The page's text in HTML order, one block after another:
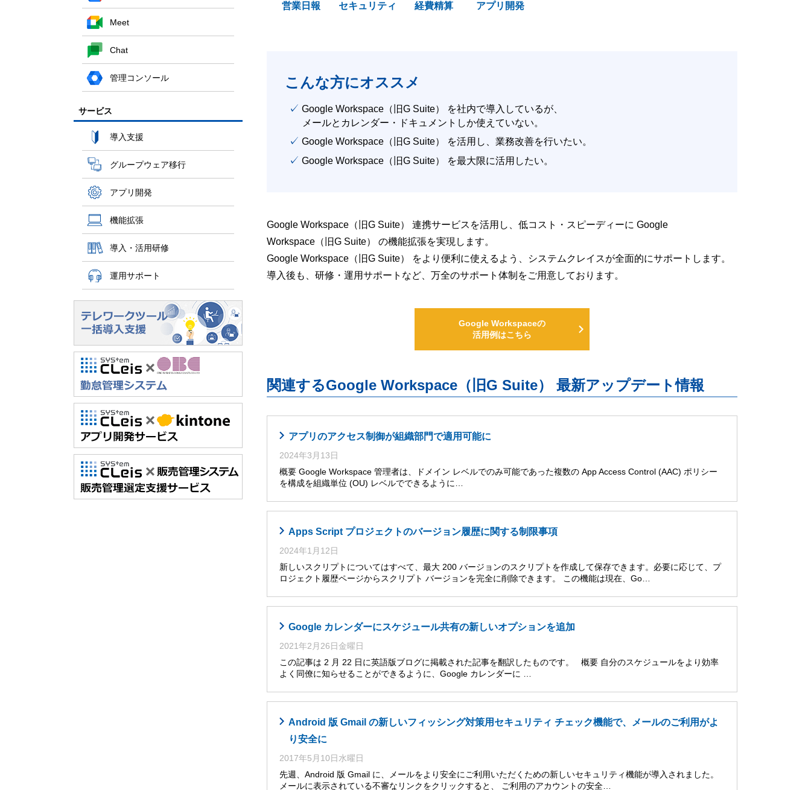
Meet
Chat
管理コンソール
サービス
導入支援
グループウェア移行
アプリ開発
機能拡張
導入・活用研修
運用サポート
営業日報 セキュリティ 経費精算 アプリ開発
こんな方にオススメ
✓ Google Workspace（旧G Suite） を社内で導入しているが、
メールとカレンダー・ドキュメントしか使えていない。
✓ Google Workspace（旧G Suite） を活用し、業務改善を行いたい。
✓ Google Workspace（旧G Suite） を最大限に活用したい。
Google Workspace（旧G Suite） 連携サービスを活用し、低コスト・スピーディーに Google
Workspace（旧G Suite） の機能拡張を実現します。
Google Workspace（旧G Suite） をより便利に使えるよう、システムクレイスが全面的にサポートします。
導入後も、研修・運用サポートなど、万全のサポート体制をご用意しております。
Google Workspaceの
活用例はこちら
関連するGoogle Workspace（旧G Suite） 最新アップデート情報
アプリのアクセス制御が組織部門で適用可能に
2024年3月13日
概要 Google Workspace 管理者は、ドメイン レベルでのみ可能であった複数の App Access Control (AAC) ポリシー
を構成を組織単位 (OU) レベルでできるように…
Apps Script プロジェクトのバージョン履歴に関する制限事項
2024年1月12日
新しいスクリプトについてはすべて、最大 200 バージョンのスクリプトを作成して保存できます。必要に応じて、プ
ロジェクト履歴ページからスクリプト バージョンを完全に削除できます。 この機能は現在、Go…
Google カレンダーにスケジュール共有の新しいオプションを追加
2021年2月26日金曜日
この記事は 2 月 22 日に英語版ブログに掲載された記事を翻訳したものです。 概要 自分のスケジュールをより効率
よく同僚に知らせることができるように、Google カレンダーに …
Android 版 Gmail の新しいフィッシング対策用セキュリティ チェック機能で、メールのご利用がよ
り安全に
2017年5月10日水曜日
先週、Android 版 Gmail に、メールをより安全にご利用いただくための新しいセキュリティ機能が導入されました。
メールに表示されている不審なリンクをクリックすると、 ご利用のアカウントの安全…